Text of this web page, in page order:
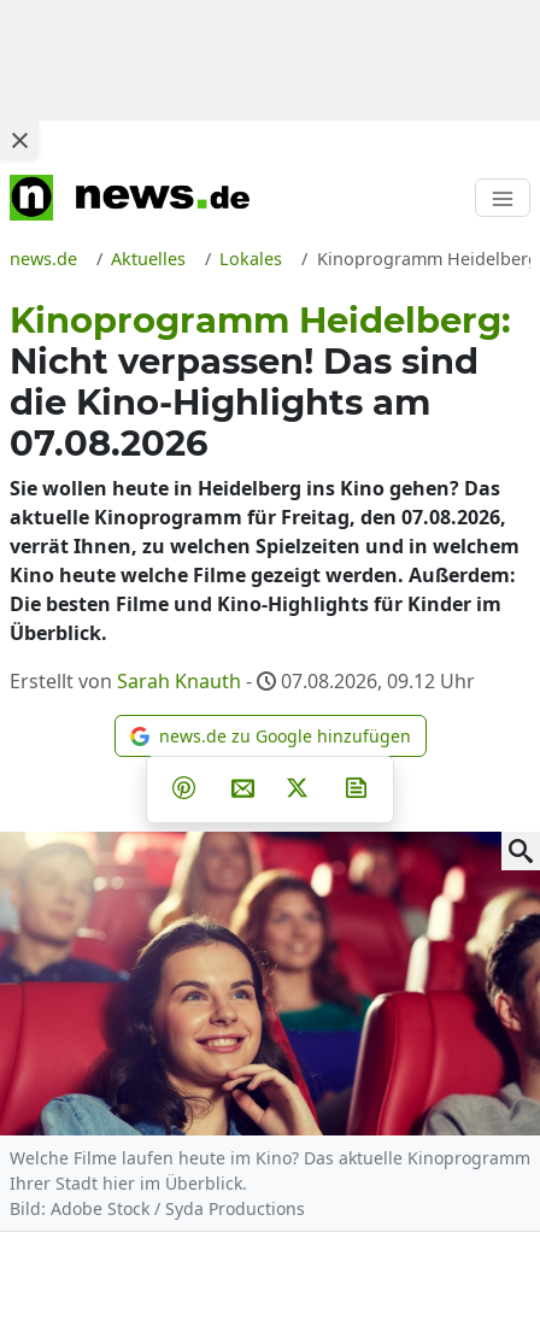
news.de Aktuelles Lokales Kinoprogramm
Kinoprogramm Heidelberg:
Nicht verpassen! Das sind
die Kino-Highlights am
07.08.2026
Sie wollen heute in Heidelberg ins Kino gehen? Das
aktuelle Kinoprogramm für Freitag, den 07.08.2026,
verrät Ihnen, zu welchen Spielzeiten und in welchem
Kino heute welche Filme gezeigt werden. Außerdem:
Die besten Filme und Kino-Highlights für Kinder im
Überblick.
Erstellt von Sarah Knauth - 07.08.2026, 09.12 Uhr
news.de zu Google
news.de zu Google hinzufügen
Teilen auf Facebook
Teilen auf Whatsapp
Teilen auf Telegram
Teilen auf Pinterest
Per E-Mail teilen
Post auf X
Welche Filme laufen heute im Kino? Das aktuelle Kinoprogramm
Ihrer Stadt hier im Überblick.
Bild: Adobe Stock / Syda Productions